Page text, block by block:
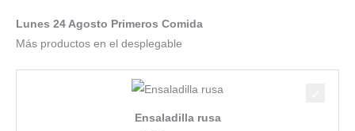
Lunes 24 Agosto Primeros Comida
Más productos en el desplegable
Ensaladilla rusa
cantidad